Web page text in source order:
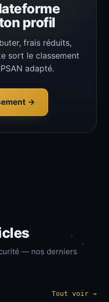
profil
frais réduits,
sort le classement
adapté.
→
— nos derniers
Tout voir →